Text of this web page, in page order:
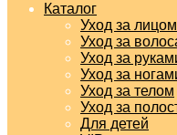
Каталог
Уход за лицом
Уход за
Уход за
Уход за
Уход за телом
Уход за
Для детей